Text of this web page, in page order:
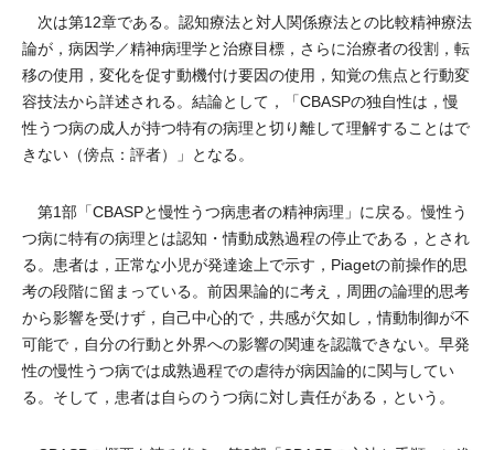
次は第12章である。認知療法と対人関係療法との比較精神療法
論が，病因学／精神病理学と治療目標，さらに治療者の役割，転
移の使用，変化を促す動機付け要因の使用，知覚の焦点と行動変
容技法から詳述される。結論として，「CBASPの独自性は，慢
性うつ病の成人が持つ特有の病理と切り離して理解することはで
きない（傍点：評者）」となる。
第1部「CBASPと慢性うつ病患者の精神病理」に戻る。慢性う
つ病に特有の病理とは認知・情動成熟過程の停止である，とされ
る。患者は，正常な小児が発達途上で示す，Piagetの前操作的思
考の段階に留まっている。前因果論的に考え，周囲の論理的思考
から影響を受けず，自己中心的で，共感が欠如し，情動制御が不
可能で，自分の行動と外界への影響の関連を認識できない。早発
性の慢性うつ病では成熟過程での虐待が病因論的に関与してい
る。そして，患者は自らのうつ病に対し責任がある，という。